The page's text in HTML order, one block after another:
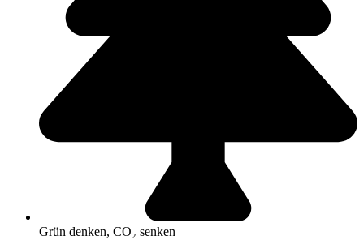
Grün denken, CO₂ senken